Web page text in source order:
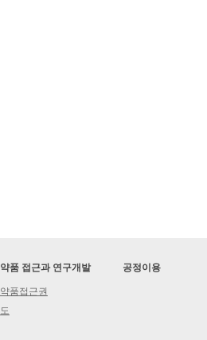
품 접근과 연구개발
품접근권
공정이용